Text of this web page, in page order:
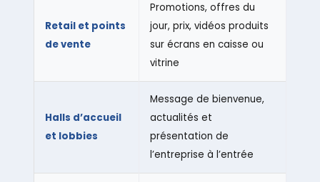
Retail et points
de vente
Promotions, offres du
jour, prix, vidéos produits
sur écrans en caisse ou
vitrine
Halls d’accueil
et lobbies
Message de bienvenue,
actualités et
présentation de
l’entreprise à l’entrée